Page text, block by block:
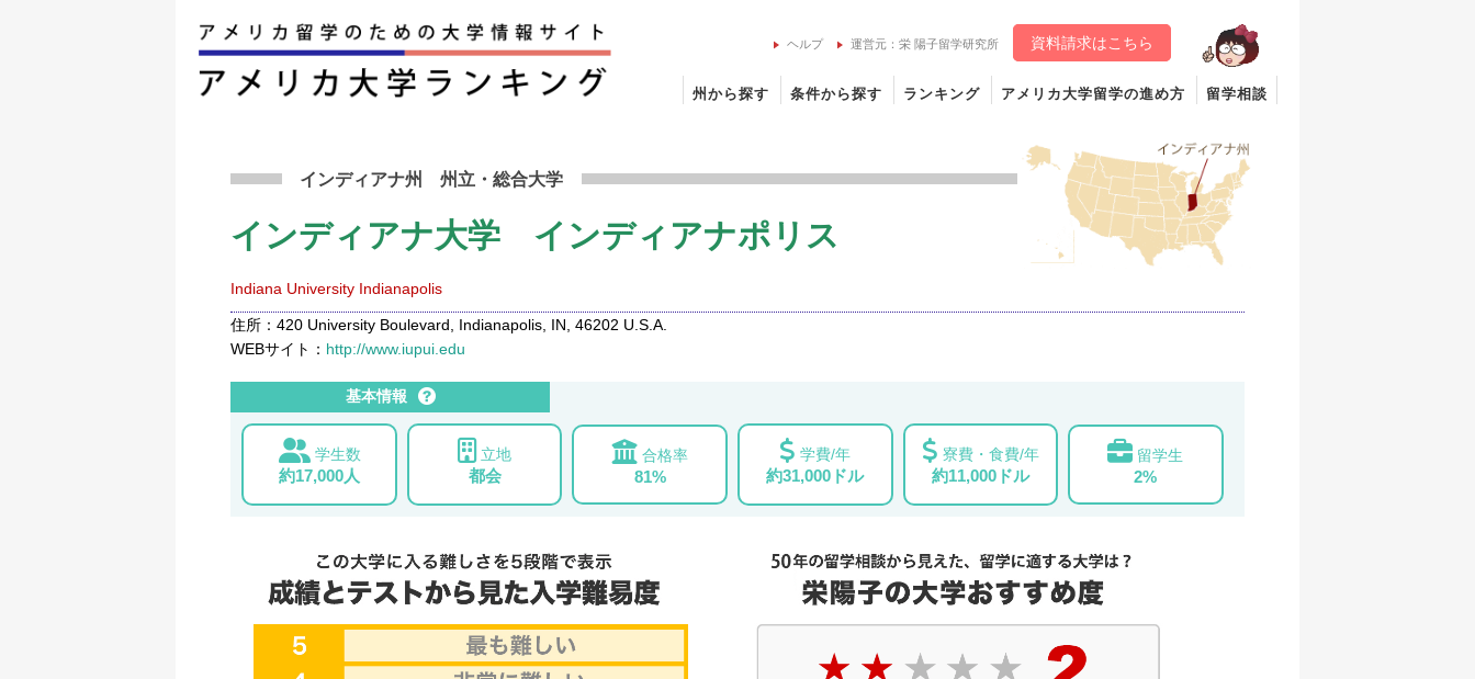
ヘルプ 運営元：栄 陽子留学研究所 資料請求はこちら
州から探す 条件から探す ランキング アメリカ大学留学の進め方 留学相談
インディアナ州州立 ・総合大学
インディアナ大学 インディアナポリス
Indiana University Indianapolis
住所：420 University Boulevard, Indianapolis, IN, 46202 U.S.A.
WEBサイト： http://www.iupui.edu
基本情報
学生数
約17,000人
立地
都会
合格率
81%
学費/年
約31,000ドル
寮費・食費/年
約11,000ドル
留学生
2%